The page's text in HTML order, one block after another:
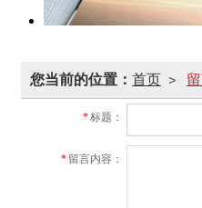
您当前的位置： 首页 >
*标题：
* 留言内容：